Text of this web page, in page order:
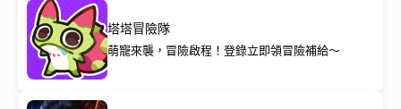
塔塔冒險隊
萌寵來襲，冒險啟程！登錄立即領冒險補給～